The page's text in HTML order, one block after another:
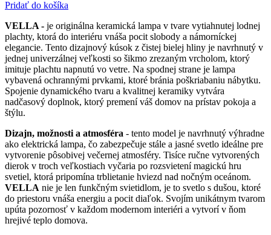
Pridať do košíka
VELLA - je originálna keramická lampa v tvare vytiahnutej lodnej
plachty, ktorá do interiéru vnáša pocit slobody a námorníckej
elegancie. Tento dizajnový kúsok z čistej bielej hliny je navrhnutý v
jednej univerzálnej veľkosti so šikmo zrezaným vrcholom, ktorý
imituje plachtu napnutú vo vetre. Na spodnej strane je lampa
vybavená ochrannými prvkami, ktoré bránia poškriabaniu nábytku.
Spojenie dynamického tvaru a kvalitnej keramiky vytvára
nadčasový doplnok, ktorý premení váš domov na prístav pokoja a
štýlu.
Dizajn, možnosti a atmosféra - tento model je navrhnutý výhradne
ako elektrická lampa, čo zabezpečuje stále a jasné svetlo ideálne pre
vytvorenie pôsobivej večernej atmosféry. Tisíce ručne vytvorených
dierok v troch veľkostiach vyčaria po rozsvietení magickú hru
svetiel, ktorá pripomína trblietanie hviezd nad nočným oceánom.
VELLA nie je len funkčným svietidlom, je to svetlo s dušou, ktoré
do priestoru vnáša energiu a pocit diaľok. Svojím unikátnym tvarom
upúta pozornosť v každom modernom interiéri a vytvorí v ňom
hrejivé teplo domova.